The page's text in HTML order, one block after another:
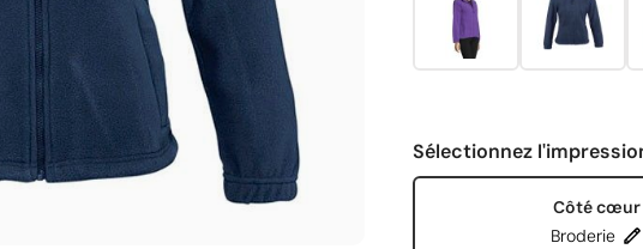
Sélectionnez
Côté cœur
Broderie